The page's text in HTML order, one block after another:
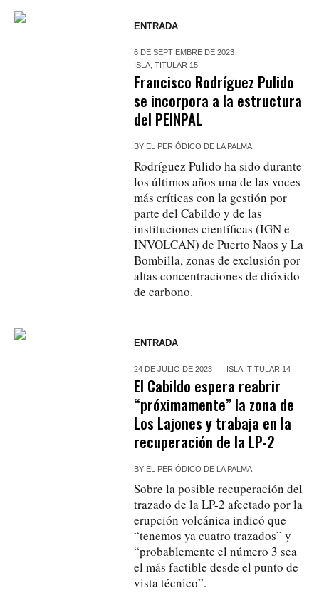
ENTRADA
6 DE SEPTIEMBRE DE 2023
ISLA ,TITULAR 15
Francisco Rodríguez Pulido
se incorpora a la estructura
del PEINPAL
BY EL PERIÓDICO DE LA PALMA
Rodríguez Pulido ha sido durante
los últimos años una de las voces
más críticas con la gestión por
parte del Cabildo y de las
instituciones científicas (IGN e
INVOLCAN) de Puerto Naos y La
Bombilla, zonas de exclusión por
altas concentraciones de dióxido
de carbono.
ENTRADA
24 DE JULIO DE 2023 ISLA ,TITULAR 14
El Cabildo espera reabrir
“próximamente” la zona de
Los Lajones y trabaja en la
recuperación de la LP-2
BY EL PERIÓDICO DE LA PALMA
Sobre la posible recuperación del
trazado de la LP-2 afectado por la
erupción volcánica indicó que
“tenemos ya cuatro trazados” y
“probablemente el número 3 sea
el más factible desde el punto de
vista técnico”.